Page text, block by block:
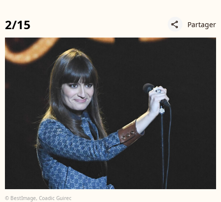
2/15 share Partager
© BestImage, Coadic Guirec